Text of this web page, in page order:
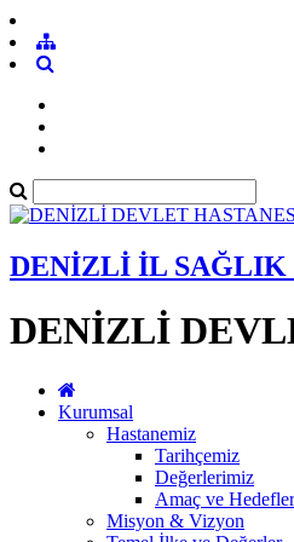
DENİZLİ İL SAĞLIK
DENİZLİ
Kurumsal
Hastanemiz
Tarihçemiz
Değerlerimiz
Amaç ve
Misyon & Vizyon